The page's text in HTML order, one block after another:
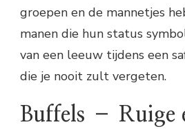
groepen en de mannetjes
manen die hun status
van een leeuw tijdens een
die je nooit zult vergeten.
Buffels – Ruige